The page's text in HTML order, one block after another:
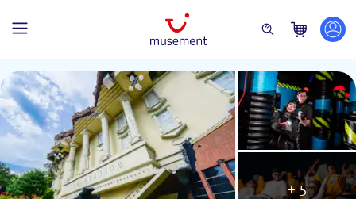
+ 5